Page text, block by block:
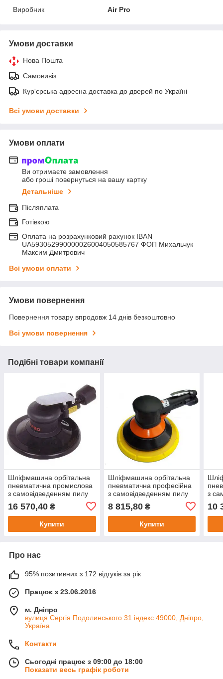
Виробник
Air Pro
Умови доставки
Нова Пошта
Самовивіз
Кур'єрська адресна доставка до дверей по Україні
Всі умови доставки
Умови оплати
Ви отримаєте замовлення
або гроші повернуться на вашу картку
Детальніше
Післяплата
Готівкою
Оплата на розрахунковий рахунок IBAN
UA593052990000026004050585767 ФОП Михальчук
Максим Дмитрович
Всі умови оплати
Умови повернення
Повернення товару впродовж 14 днів безкоштовно
Всі умови повернення
Подібні товари компанії
Шліфмашина орбітальна
пневматична промислова
з самовідведенням пилу
16 570,40 ₴
Купити
Шліфмашина орбітальна
пневматична професійна
з самовідведенням пилу
8 815,80₴
Купити
з
10
Про нас
95% позитивних з 172 відгуків за рік
Працює з 23.06.2016
м. Дніпро
вулиця Сергія Подолинського 31 індекс 49000, Дніпро,
Україна
Контакти
Сьогодні працює з 09:00 до 18:00
Показати весь графік роботи